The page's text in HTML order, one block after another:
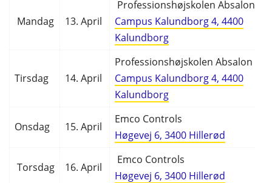
Mandag 13. April
Professionshøjskolen Absalon
Campus Kalundborg 4, 4400
Kalundborg
Tirsdag 14. April
Professionshøjskolen Absalon
Campus Kalundborg 4, 4400
Kalundborg
Onsdag 15. April
Emco Controls
Høgevej 6, 3400 Hillerød
Torsdag 16. April
Emco Controls
Høgevej 6, 3400 Hillerød